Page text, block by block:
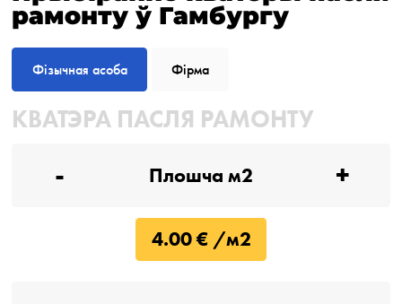
рамонту ў Гамбургу
Фізычная асоба Фірма
КВАТЭРА ПАСЛЯ РАМОНТУ
- +
4.00 € /м2